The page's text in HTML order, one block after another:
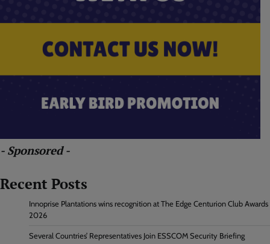
- Sponsored -
Recent Posts
Innoprise Plantations wins recognition at The Edge Centurion Club Awards
2026
Several Countries’ Representatives Join ESSCOM Security Briefing